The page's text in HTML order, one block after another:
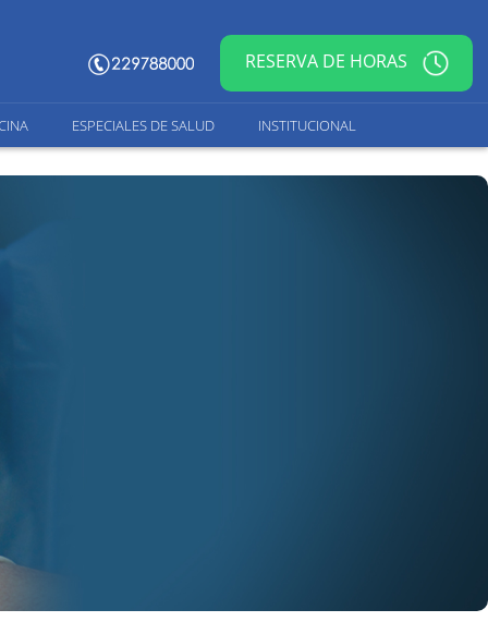
RESERVA DE HORAS
ESPECIALES DE SALUD INSTITUCIONAL